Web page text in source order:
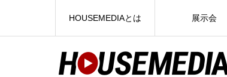
HOUSEMEDIAとは 展示会